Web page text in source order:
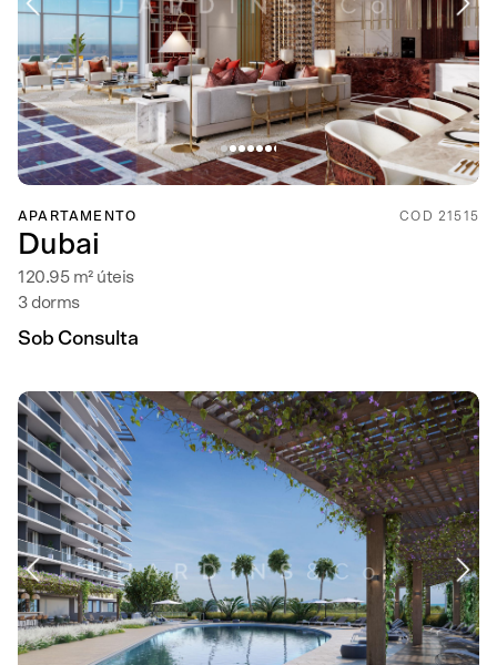
APARTAMENTO COD 21515
Dubai
120.95 m² úteis
3 dorms
Sob Consulta